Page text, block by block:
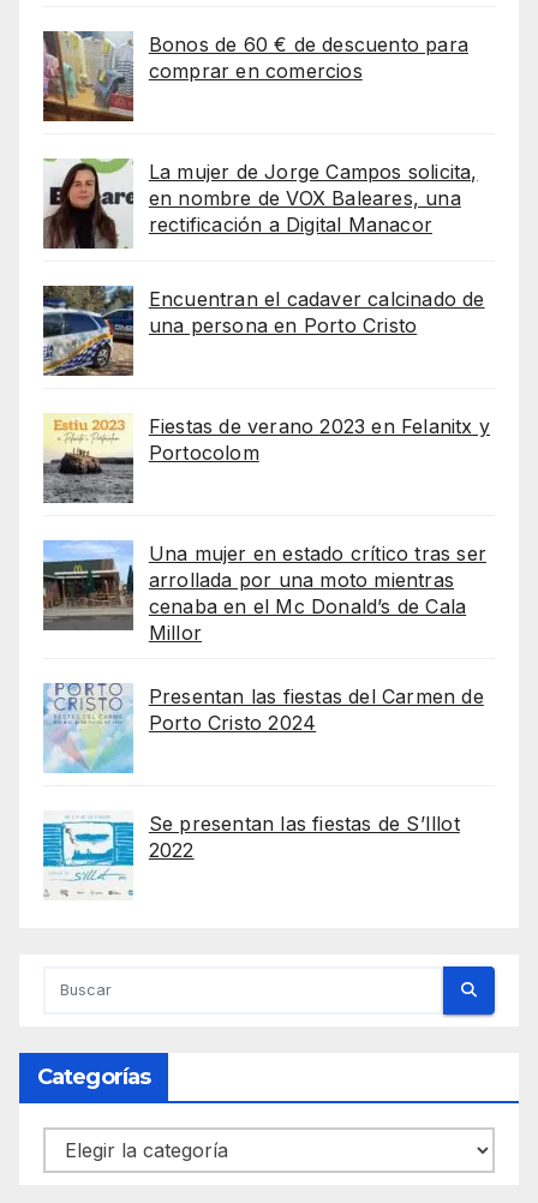
Bonos de 60 € de descuento para
comprar en comercios
La mujer de Jorge Campos solicita,
en nombre de VOX Baleares, una
rectificación a Digital Manacor
Encuentran el cadaver calcinado de
una persona en Porto Cristo
Fiestas de verano 2023 en Felanitx y
Portocolom
Una mujer en estado crítico tras ser
arrollada por una moto mientras
cenaba en el Mc Donald’s de Cala
Millor
Presentan las fiestas del Carmen de
Porto Cristo 2024
Se presentan las fiestas de S’Illot
2022
Categorías
Categorías